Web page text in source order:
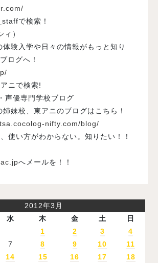
で検索！
）
験入学や日々の情報がもっと知り
ログへ！
ニで検索!
声優専門学校ブログ
妹校、東アニのブログはこちら！
nifty.com/blog/
使い方がわからない。知りたい！！
へメールを！！
2012年3月
水 木 金 土 日
1 2 3
4
7 8 9 10
11
14 15 16 17
18